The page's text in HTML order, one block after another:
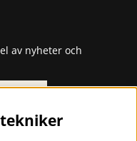
av nyheter och
Skicka